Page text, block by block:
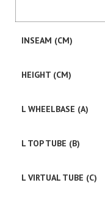
INSEAM (CM)
HEIGHT (CM)
L WHEELBASE (A)
L TOP TUBE (B)
L VIRTUAL TUBE (C)